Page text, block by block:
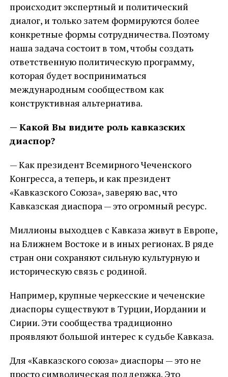
происходит экспертный и политический
диалог, и только затем формируются более
конкретные формы сотрудничества. Поэтому
наша задача состоит в том, чтобы создать
ответственную политическую программу,
которая будет восприниматься
международным сообществом как
конструктивная альтернатива.
— Какой Вы видите роль кавказских
диаспор?
— Как президент Всемирного Чеченского
Конгресса, а теперь, и как президент
«Кавказского Союза», заверяю вас, что
Кавказская диаспора — это огромный ресурс.
Миллионы выходцев с Кавказа живут в Европе,
на Ближнем Востоке и в иных регионах. В ряде
стран они сохраняют сильную культурную и
историческую связь с родиной.
Например, крупные черкесские и чеченские
диаспоры существуют в Турции, Иордании и
Сирии. Эти сообщества традиционно
проявляют большой интерес к судьбе Кавказа.
Для «Кавказского союза» диаспоры — это не
просто символическая поддержка. Это